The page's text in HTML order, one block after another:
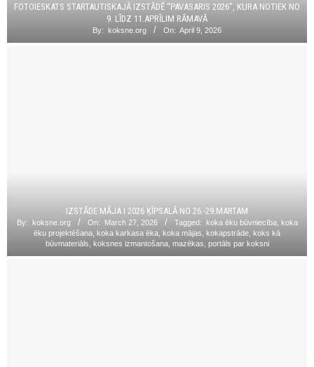
FOTOIESKATS STARTAUTISKAJĀ IZSTĀDĒ “PAVASARIS 2026”, KURA NOTIEK NO
9. LĪDZ 11.APRĪLIM RĀMAVĀ
By: koksne.org On: April 9, 2026
IZSTĀDE MĀJA I 2026 ĶĪPSALĀ NO 26.-29.MARTAM
By: koksne.org On: March 27, 2026 Tagged: koka ēku būvniecība
koka
ēku projektēšana koka karkasa ēka koka mājas kokapstrāde koks kā
būvmateriāls koksnes izmantošana, mazēkas portāls par koksni